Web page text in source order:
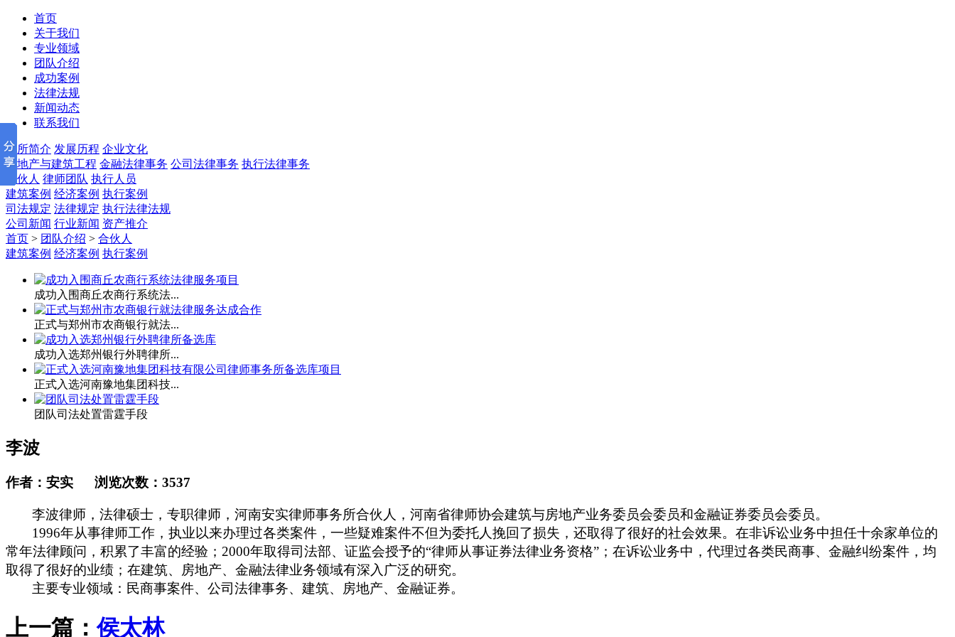
首页
关于我们
专业领域
团队介绍
成功案例
法律法规
新闻动态
联系我们
律所简介 发展历程 企业文化
房地产与建筑工程 金融法律事务 公司法律事务 执行法律事务
合伙人 律师团队 执行人员
建筑案例 经济案例 执行案例
司法规定 法律规定 执行法律法规
公司新闻 行业新闻 资产推介
首页 > 团队介绍 > 合伙人
建筑案例 经济案例 执行案例
成功入围商丘农商行系统法...
正式与郑州市农商银行就法...
成功入选郑州银行外聘律所...
正式入选河南豫地集团科技...
团队司法处置雷霆手段
李波
作者：安实 浏览次数： 3537
李波律师，法律硕士，专职律师，河南安实律师事务所合伙人，河南省律师协会建筑与房地产业务委员会委员和金融证券委员会委员。
1996年从事律师工作，执业以来办理过各类案件，一些疑难案件不但为委托人挽回了损失，还取得了很好的社会效果。在非诉讼业务中担任十余家单位的
常年法律顾问，积累了丰富的经验；2000年取得司法部、证监会授予的“律师从事证券法律业务资格”；在诉讼业务中，代理过各类民商事、金融纠纷案件，均
取得了很好的业绩；在建筑、房地产、金融法律业务领域有深入广泛的研究。
主要专业领域：民商事案件、公司法律事务、建筑、房地产、金融证券。
上一篇：侯太林